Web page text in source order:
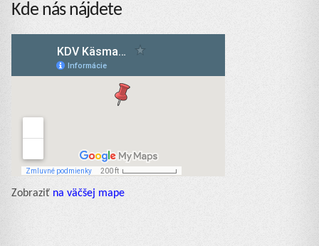
Kde nás nájdete
Zobraziť na väčšej mape